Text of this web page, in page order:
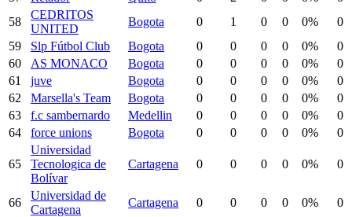
58
CEDRITOS
UNITED
Bogota 0 1 0 0 0%
0
59
Slp Fútbol Club Bogota 0 0 0 0 0%
0
60
AS MONACO Bogota 0 0 0 0 0%
0
61
juve Bogota 0 0 0 0 0%
0
62
Marsella's Team Bogota 0 0 0 0 0%
0
63
f.c sambernardo Medellin 0 0 0 0 0%
0
64
force unions Bogota 0 0 0 0 0% 0
65
Universidad
Tecnologica de
Bolívar
Cartagena 0 0 0 0 0% 0
66
Universidad de
Cartagena
Cartagena 0 0 0 0 0% 0